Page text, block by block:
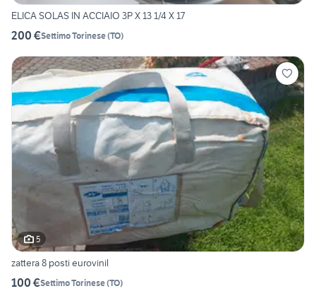
ELICA SOLAS IN ACCIAIO 3P X 13 1/4 X 17
200 €Settimo Torinese(TO)
5
zattera 8 posti eurovinil
100 €Settimo Torinese(TO)